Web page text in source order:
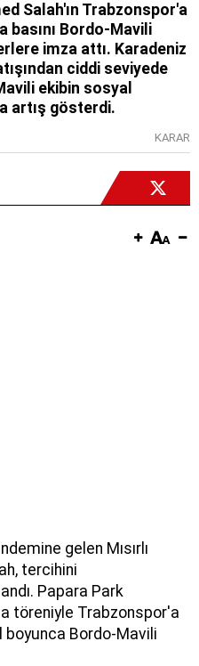
Salah'ın Trabzonspor'a
basını Bordo-Mavili
imza attı. Karadeniz
ciddi seviyede
ekibin sosyal
artış gösterdi.
KARAR
gelen Mısırlı
tercihini
Papara Park
töreniyle Trabzonspor'a
boyunca Bordo-Mavili